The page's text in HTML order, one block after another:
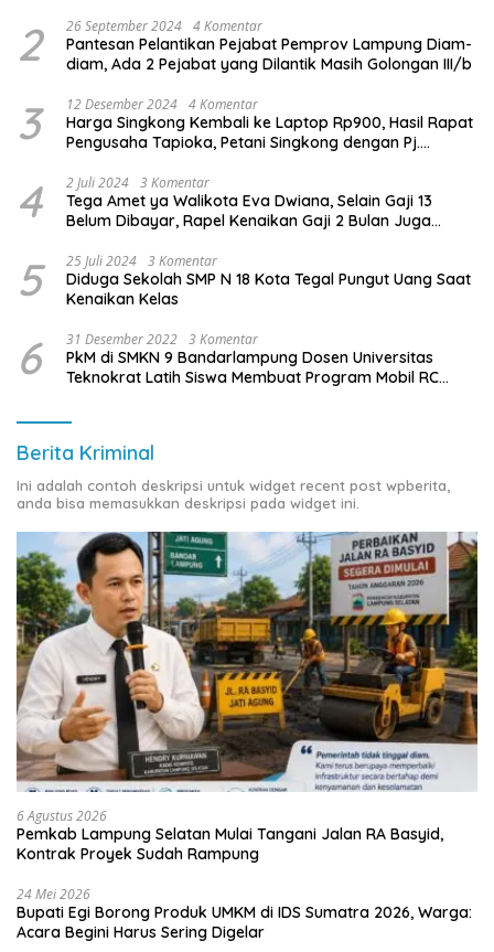
2 26 September 2024 4 Komentar
Pantesan Pelantikan Pejabat Pemprov Lampung Diam-
diam, Ada 2 Pejabat yang Dilantik Masih Golongan III/b
3 12 Desember 2024 4 Komentar
Harga Singkong Kembali ke Laptop Rp900, Hasil Rapat
Pengusaha Tapioka, Petani Singkong dengan Pj.
4 2 Juli 2024 3 Komentar
Tega Amet ya Walikota Eva Dwiana, Selain Gaji 13
Belum Dibayar, Rapel Kenaikan Gaji 2 Bulan Juga
5 25 Juli 2024 3 Komentar
Diduga Sekolah SMP N 18 Kota Tegal Pungut Uang Saat
Kenaikan Kelas
6 31 Desember 2022 3 Komentar
PkM di SMKN 9 Bandarlampung Dosen Universitas
Teknokrat Latih Siswa Membuat Program Mobil RC
Berita Kriminal
Ini adalah contoh deskripsi untuk widget recent post wpberita,
anda bisa memasukkan deskripsi pada widget ini.
6 Agustus 2026
Pemkab Lampung Selatan Mulai Tangani Jalan RA Basyid,
Kontrak Proyek Sudah Rampung
24 Mei 2026
Bupati Egi Borong Produk UMKM di IDS Sumatra 2026, Warga:
Acara Begini Harus Sering Digelar